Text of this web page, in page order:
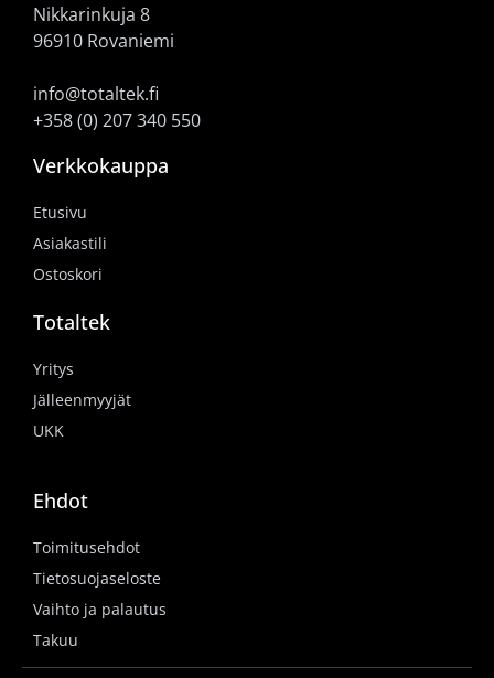
Nikkarinkuja 8
96910 Rovaniemi
info@totaltek.fi
+358 (0) 207 340 550
Verkkokauppa
Etusivu
Asiakastili
Ostoskori
Totaltek
Yritys
Jälleenmyyjät
UKK
Ehdot
Toimitusehdot
Tietosuojaseloste
Vaihto ja palautus
Takuu